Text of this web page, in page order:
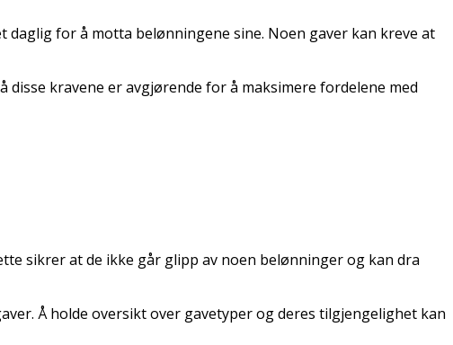
daglig for å motta belønningene sine. Noen gaver kan kreve at
kravene er avgjørende for å maksimere fordelene med
sikrer at de ikke går glipp av noen belønninger og kan dra
Å holde oversikt over gavetyper og deres tilgjengelighet kan